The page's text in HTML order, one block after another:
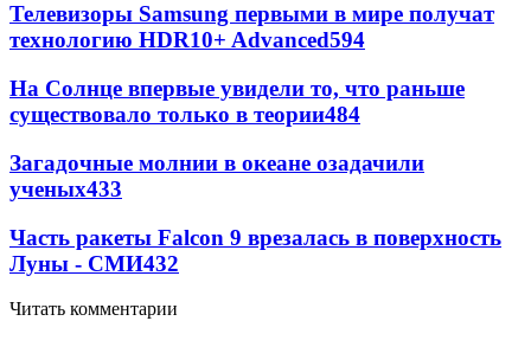
Телевизоры Samsung первыми в мире получат
технологию HDR10+ Advanced594
На Солнце впервые увидели то, что раньше
существовало только в теории484
Загадочные молнии в океане озадачили
ученых433
Часть ракеты Falcon 9 врезалась в поверхность
Луны - СМИ432
Читать комментарии